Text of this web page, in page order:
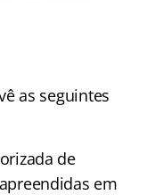
as seguintes
de
em